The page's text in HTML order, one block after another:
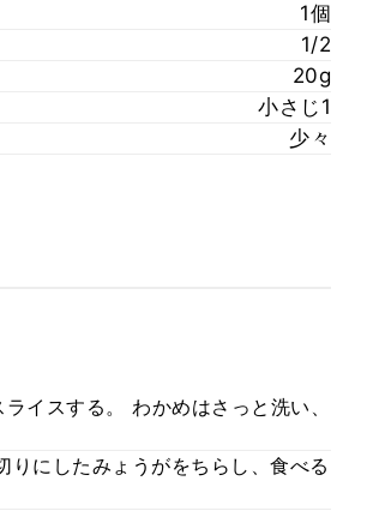
1個
1/2
20g
小さじ1
少々
イスする。 わかめはさっと洗い、
にしたみょうがをちらし、食べる